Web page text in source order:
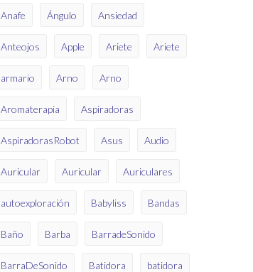
Anafe Ángulo Ansiedad
Anteojos Apple Ariete Ariete
armario Arno Arno
Aromaterapia Aspiradoras
AspiradorasRobot Asus Audio
Auricular Auricular Auriculares
autoexploración Babyliss Bandas
Baño Barba BarradeSonido
BarraDeSonido Batidora batidora